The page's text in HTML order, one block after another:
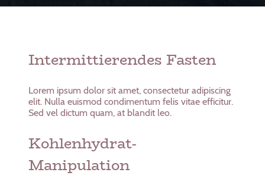
Intermittierendes Fasten
Lorem ipsum dolor sit amet, consectetur adipiscing
elit. Nulla euismod condimentum felis vitae efficitur.
Sed vel dictum quam, at blandit leo.
Kohlenhydrat-
Manipulation